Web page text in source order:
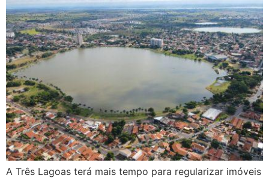
A Três Lagoas terá mais tempo para regularizar imóveis